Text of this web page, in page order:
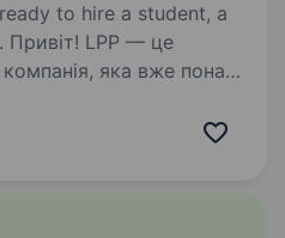
to hire a student, a
яка вже понад
Наша компанія керує